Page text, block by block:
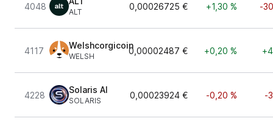
4048
ALT
0,00026725 € +1,30 % -
4117
Welshcorgicoin
WELSH
0,00002487 € +0,20 %
4228
Solaris AI
SOLARIS
0,00023924 € -0,20 % -